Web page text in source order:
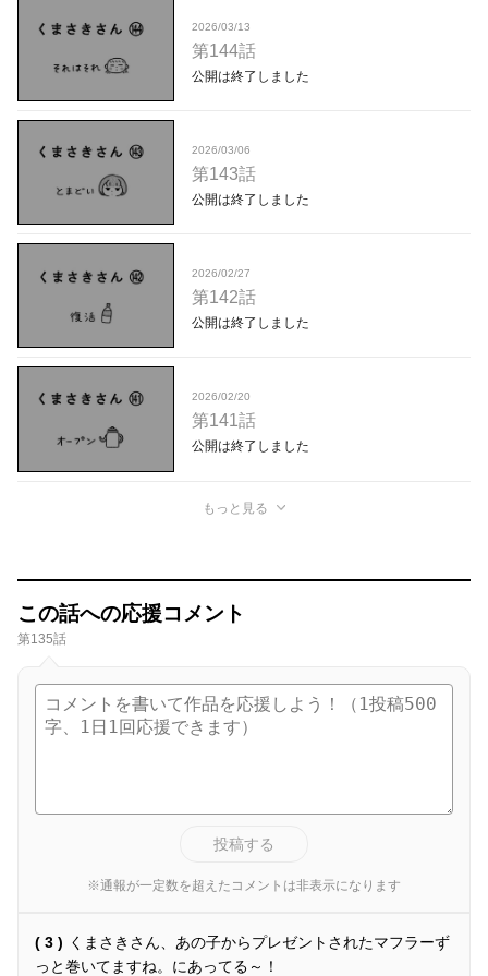
2026/03/13
第144話
公開は終了しました
2026/03/06
第143話
公開は終了しました
2026/02/27
第142話
公開は終了しました
2026/02/20
第141話
公開は終了しました
もっと見る
この話への応援コメント
第135話
投稿する
※通報が一定数を超えたコメントは非表示になります
( 3 ) くまさきさん、あの子からプレゼントされたマフラーず
っと巻いてますね。にあってる～！